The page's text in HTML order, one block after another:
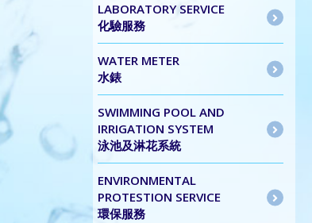
LABORATORY SERVICE
化驗服務
WATER METER
水錶
SWIMMING POOL AND
IRRIGATION SYSTEM
泳池及淋花系統
ENVIRONMENTAL
PROTESTION SERVICE
環保服務